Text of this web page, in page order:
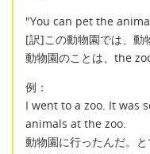
"You can pet the
[訳]この動物園では、動
動物園のことは、the
例：
I went to a zoo. It was
animals at the zoo.
動物園に行ったんだ。